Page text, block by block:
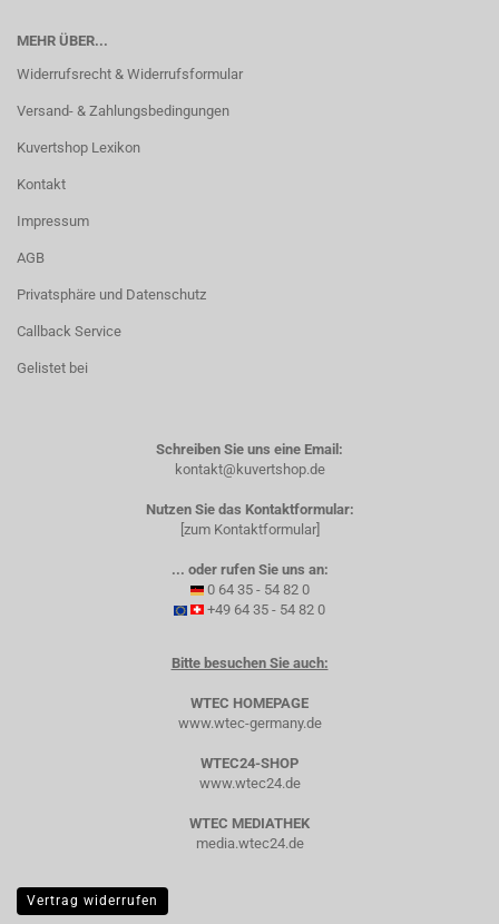
MEHR ÜBER...
Widerrufsrecht & Widerrufsformular
Versand- & Zahlungsbedingungen
Kuvertshop Lexikon
Kontakt
Impressum
AGB
Privatsphäre und Datenschutz
Callback Service
Gelistet bei
Schreiben Sie uns eine Email:
kontakt@kuvertshop.de
Nutzen Sie das Kontaktformular:
[zum Kontaktformular]
... oder rufen Sie uns an:
0 64 35 - 54 82 0
+49 64 35 - 54 82 0
Bitte besuchen Sie auch:
WTEC HOMEPAGE
www.wtec-germany.de
WTEC24-SHOP
www.wtec24.de
WTEC MEDIATHEK
media.wtec24.de
Vertrag widerrufen